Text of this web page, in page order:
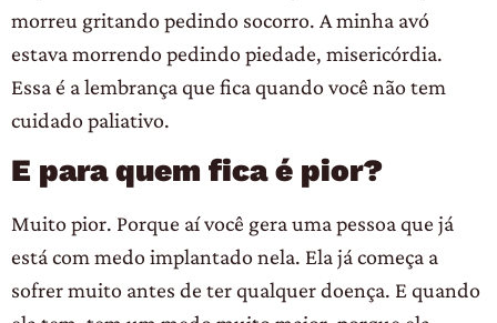
morreu gritando pedindo socorro. A minha avó
estava morrendo pedindo piedade, misericórdia.
Essa é a lembrança que fica quando você não tem
cuidado paliativo.
E para quem fica é pior?
Muito pior. Porque aí você gera uma pessoa que já
está com medo implantado nela. Ela já começa a
sofrer muito antes de ter qualquer doença. E quando